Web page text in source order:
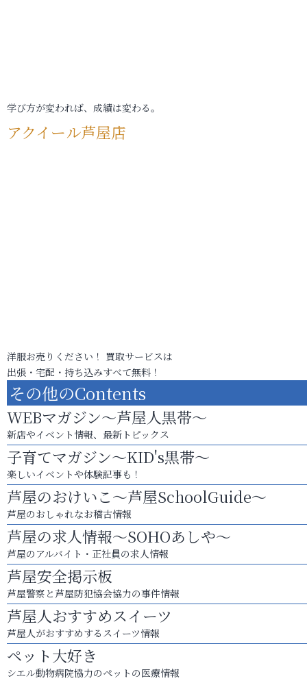
学び方が変われば、成績は変わる。
アクイール芦屋店
洋服お売りください！ 買取サービスは
出張・宅配・持ち込みすべて無料！
その他のContents
WEBマガジン～芦屋人黒帯～
新店やイベント情報、最新トピックス
子育てマガジン～KID's黒帯～
楽しいイベントや体験記事も！
芦屋のおけいこ～芦屋SchoolGuide～
芦屋のおしゃれなお稽古情報
芦屋の求人情報～SOHOあしや～
芦屋のアルバイト・正社員の求人情報
芦屋安全掲示板
芦屋警察と芦屋防犯協会協力の事件情報
芦屋人おすすめスイーツ
芦屋人がおすすめするスイーツ情報
ペット大好き
シエル動物病院協力のペットの医療情報